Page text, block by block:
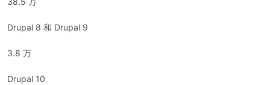
Drupal 8 和 Drupal 9
3.8 万
Drupal 10